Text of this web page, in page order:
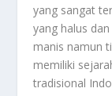
yang sangat
yang halus
manis namun
memiliki
tradisional